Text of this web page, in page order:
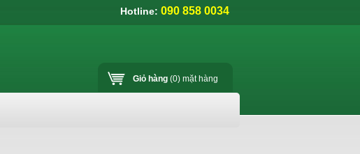
Hotline: 090 858 0034
Giỏ hàng (0) mặt hàng